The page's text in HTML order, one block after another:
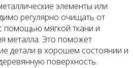
элементы или
регулярно очищать от
помощью мягкой ткани и
металла. Это поможет
детали в хорошем состоянии и
поверхность.